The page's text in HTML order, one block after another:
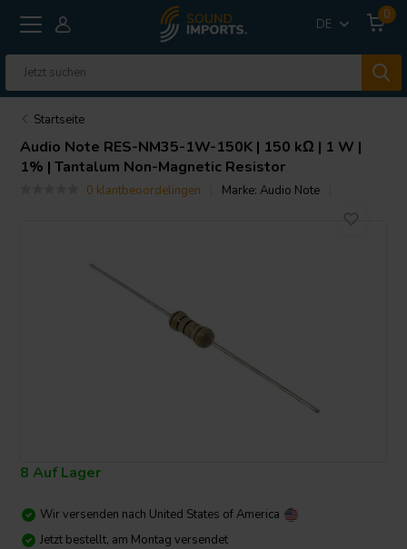
DE
0
Startseite
Audio Note RES-NM35-1W-150K | 150 kΩ | 1 W |
1% | Tantalum Non-Magnetic Resistor
0 klantbeoordelingen Marke:Audio Note
8 Auf Lager
Wir versenden nach United States of America
Jetzt bestellt, am Montag versendet